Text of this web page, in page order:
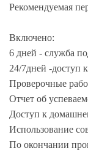
Рекомендуемая
Включено:
6 дней - служба
24/7дней -доступ
Проверочные
Отчет об
Доступ к
Использование
По окончании